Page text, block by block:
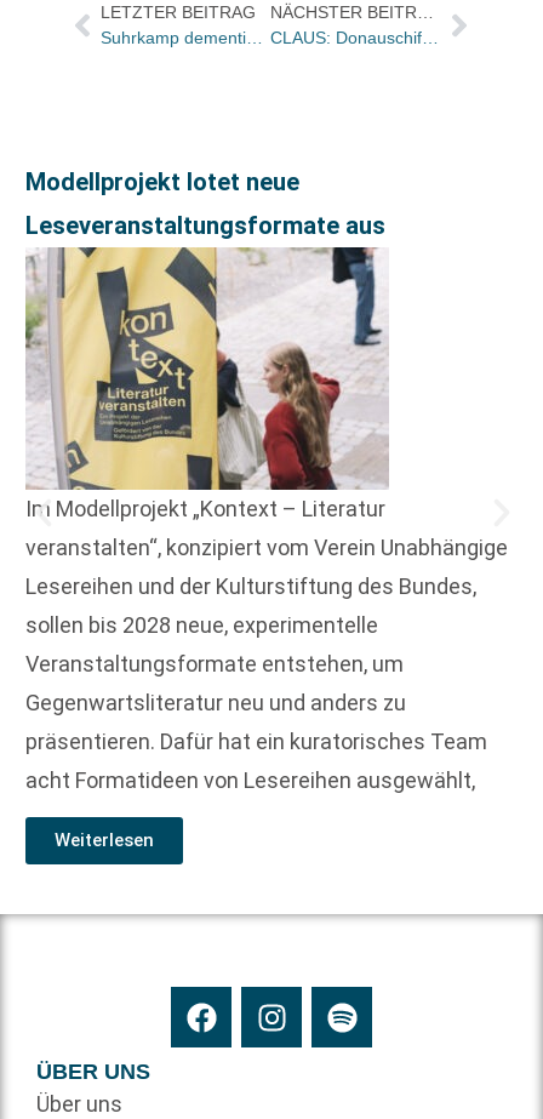
LETZTER BEITRAG
Suhrkamp dementiert: Siegfried-Unseld-Haus soll nicht verkauft werden
Modellprojekt lotet neue
Leseveranstaltungsformate aus
Im Modellprojekt „Kontext – Literatur
veranstalten“, konzipiert vom Verein Unabhängige
Lesereihen und der Kulturstiftung des Bundes,
sollen bis 2028 neue, experimentelle
Veranstaltungsformate entstehen, um
Gegenwartsliteratur neu und anders zu
präsentieren. Dafür hat ein kuratorisches Team
acht Formatideen von Lesereihen ausgewählt,
Weiterlesen
ÜBER UNS
Über uns